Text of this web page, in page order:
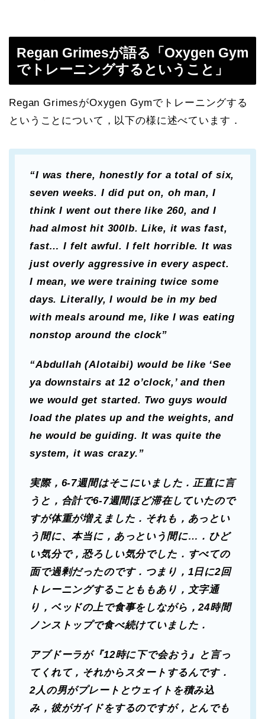
Regan Grimesが語る「Oxygen Gym
でトレーニングするということ」
Regan GrimesがOxygen Gymでトレーニングする
ということについて，以下の様に述べています．
“I was there, honestly for a total of six,
seven weeks. I did put on, oh man, I
think I went out there like 260, and I
had almost hit 300lb. Like, it was fast,
fast… I felt awful. I felt horrible. It was
just overly aggressive in every aspect.
I mean, we were training twice some
days. Literally, I would be in my bed
with meals around me, like I was eating
nonstop around the clock”
“Abdullah (Alotaibi) would be like ‘See
ya downstairs at 12 o’clock,’ and then
we would get started. Two guys would
load the plates up and the weights, and
he would be guiding. It was quite the
system, it was crazy.”
実際，6-7週間はそこにいました．正直に言
うと，合計で6-7週間ほど滞在していたので
すが体重が増えました．それも，あっとい
う間に、本当に，あっという間に…．ひど
い気分で，恐ろしい気分でした．すべての
面で過剰だったのです．つまり，1日に2回
トレーニングすることももあり，文字通
り，ベッドの上で食事をしながら，24時間
ノンストップで食べ続けていました．
アブドーラが『12時に下で会おう』と言っ
てくれて，それからスタートするんです．
2人の男がプレートとウェイトを積み込
み，彼がガイドをするのですが，とんでも